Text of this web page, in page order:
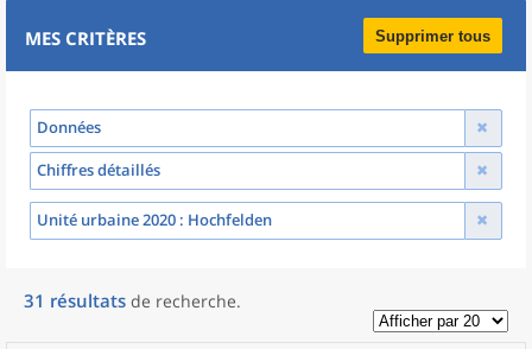
MES CRITÈRES Supprimer tous
Données
Chiffres détaillés
Unité urbaine 2020 : Hochfelden
31 résultats de recherche.